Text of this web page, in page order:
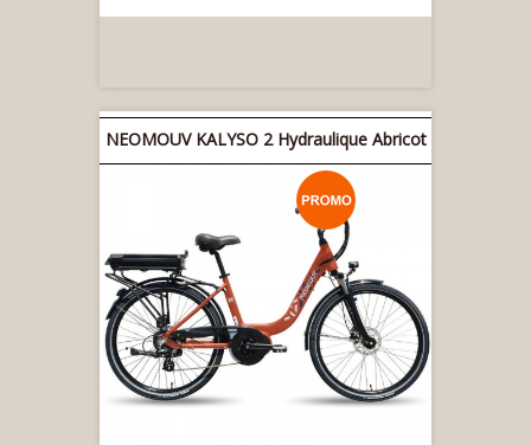
NEOMOUV KALYSO 2 Hydraulique Abricot